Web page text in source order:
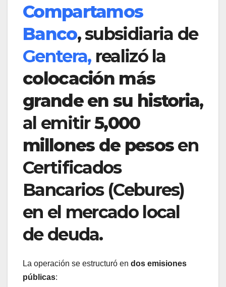
Compartamos
Banco, subsidiaria de
Gentera,realizó la
colocación más
grande en su historia,
al emitir5,000
millones de pesosen
Certificados
Bancarios (Cebures)
en el mercado local
de deuda.
La operación se estructuró en dos emisiones
públicas: